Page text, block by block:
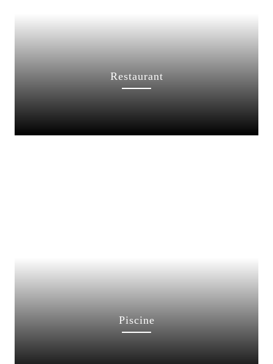
Restaurant
Piscine